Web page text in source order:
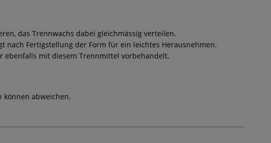
das Trennwachs dabei gleichmässig verteilen.
nach Fertigstellung der Form für ein leichtes Herausnehmen.
ebenfalls mit diesem Trennmittel vorbehandelt.
können abweichen.